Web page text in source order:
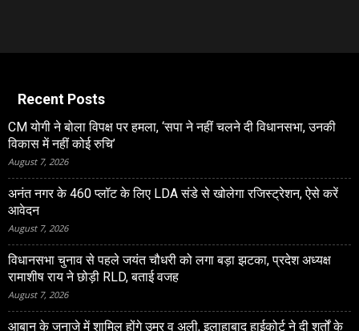
Recent Posts
CM योगी ने बोला विपक्ष पर हमला, ‘सपा ने नहीं चलने दी विधानसभा, उनकी
विकास में नहीं कोई रुचि’
August 7, 2026
अनंत नगर के 460 प्‍लॉट के लिए LDA संडे से खोलेगा रजिस्‍ट्रेशन, ऐसे करें
आवेदन
August 7, 2026
विधानसभा चुनाव से पहले जयंत चौधरी को लगा बड़ा झटका, प्रदेश अध्यक्ष
रामाशीष राय ने छोड़ी RLD, बताई वजह
August 7, 2026
आबान के जनाजे में शामिल होंगे उमर व अली, इलाहाबाद हाईकोर्ट ने दी शर्तों के